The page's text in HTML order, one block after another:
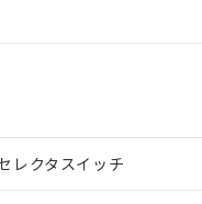
レクタスイッチ